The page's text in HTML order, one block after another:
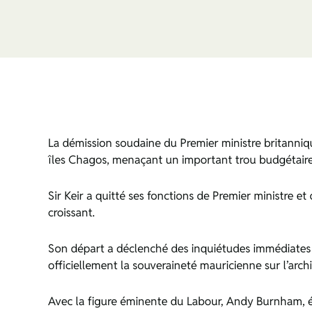
La démission soudaine du Premier ministre
îles Chagos, menaçant un important trou
Sir Keir a quitté ses fonctions de Premier ministre
croissant.
Son départ a déclenché des inquiétudes
officiellement la souveraineté mauricienne sur
Avec la figure éminente du Labour, Andy